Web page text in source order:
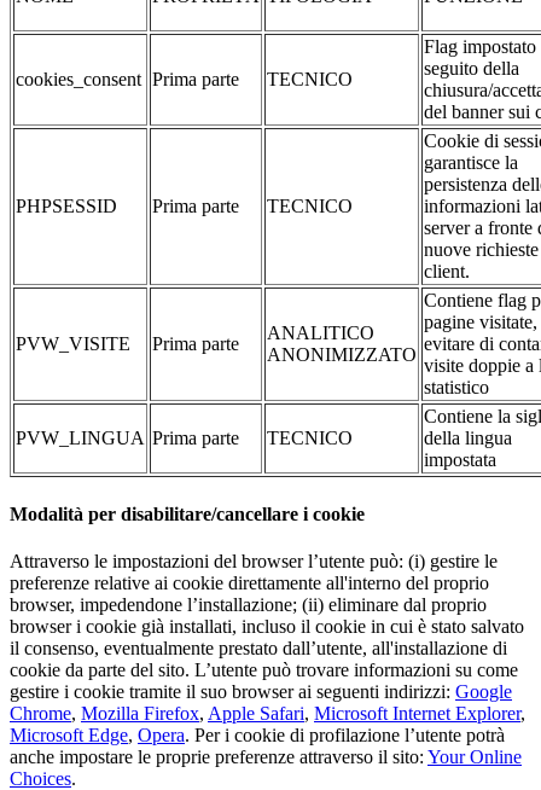
cookies_consent Prima parte TECNICO
Flag impostato
seguito della
chiusura/
del banner sui
PHPSESSID Prima parte TECNICO
Cookie di
garantisce la
persistenza
informazioni
server a fronte
nuove
client.
PVW_VISITE Prima parte
ANALITICO
ANONIMIZZATO
Contiene flag
pagine visitate,
evitare di
visite doppie a
statistico
PVW_LINGUA Prima parte TECNICO
Contiene la
della lingua
impostata
Modalità per disabilitare/cancellare i cookie
Attraverso le impostazioni del browser l’utente può: (i) gestire le
preferenze relative ai cookie direttamente all'interno del proprio
browser, impedendone l’installazione; (ii) eliminare dal proprio
browser i cookie già installati, incluso il cookie in cui è stato salvato
il consenso, eventualmente prestato dall’utente, all'installazione di
cookie da parte del sito. L’utente può trovare informazioni su come
gestire i cookie tramite il suo browser ai seguenti indirizzi: Google
Chrome, Mozilla Firefox, Apple Safari, Microsoft Internet Explorer,
Microsoft Edge, Opera. Per i cookie di profilazione l’utente potrà
anche impostare le proprie preferenze attraverso il sito: Your Online
Choices.